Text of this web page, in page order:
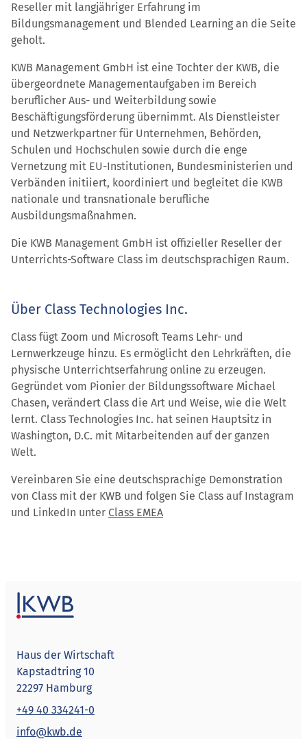
Reseller mit langjähriger Erfahrung im
Bildungsmanagement und Blended Learning an die Seite
geholt.
KWB Management GmbH ist eine Tochter der KWB, die
übergeordnete Managementaufgaben im Bereich
beruflicher Aus- und Weiterbildung sowie
Beschäftigungsförderung übernimmt. Als Dienstleister
und Netzwerkpartner für Unternehmen, Behörden,
Schulen und Hochschulen sowie durch die enge
Vernetzung mit EU-Institutionen, Bundesministerien und
Verbänden initiiert, koordiniert und begleitet die KWB
nationale und transnationale berufliche
Ausbildungsmaßnahmen.
Die KWB Management GmbH ist offizieller Reseller der
Unterrichts-Software Class im deutschsprachigen Raum.
Über Class Technologies Inc.
Class fügt Zoom und Microsoft Teams Lehr- und
Lernwerkzeuge hinzu. Es ermöglicht den Lehrkräften, die
physische Unterrichtserfahrung online zu erzeugen.
Gegründet vom Pionier der Bildungssoftware Michael
Chasen, verändert Class die Art und Weise, wie die Welt
lernt. Class Technologies Inc. hat seinen Hauptsitz in
Washington, D.C. mit Mitarbeitenden auf der ganzen
Welt.
Vereinbaren Sie eine deutschsprachige Demonstration
von Class mit der KWB und folgen Sie Class auf Instagram
und LinkedIn unter Class EMEA
Haus der Wirtschaft
Kapstadtring 10
22297 Hamburg
+49 40 334241-0
info@kwb.de